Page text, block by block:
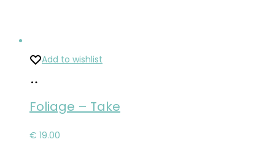
Add to wishlist
košíka
Foliage – Take
€ 19.00